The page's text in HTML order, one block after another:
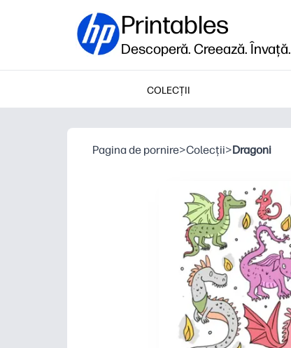
Printables
Descoperă. Creează. Învață.
COLECȚII
Pagina de pornire>Colecții>Dragoni